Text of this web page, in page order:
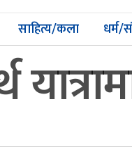
साहित्य/कला धर्म/